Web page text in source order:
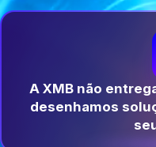
A XMB não
desenhamos